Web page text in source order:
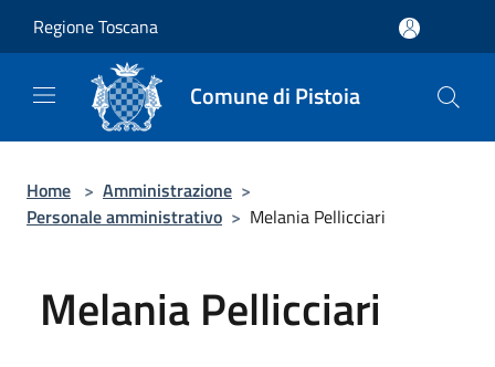
Regione Toscana
Comune di Pistoia
Home > Amministrazione >
Personale amministrativo > Melania Pellicciari
Melania Pellicciari